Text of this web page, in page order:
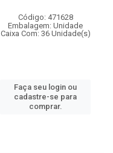
Código: 471628
Embalagem: Unidade
Caixa Com: 36 Unidade(s)
Faça seu login ou
cadastre-se para
comprar.